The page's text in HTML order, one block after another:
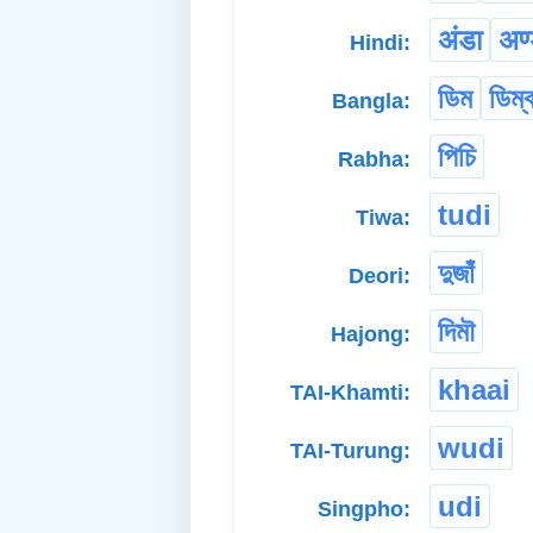
Hindi: अंडा
Bangla: ডিম
Rabha: পিচি
Tiwa: tudi
Deori: দুজাঁ
Hajong: দিমৗ
TAI-Khamti: khaai
TAI-Turung: wudi
Singpho: udi